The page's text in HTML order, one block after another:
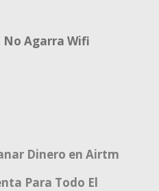
Agarra Wifi
Dinero en Airtm
Para Todo El